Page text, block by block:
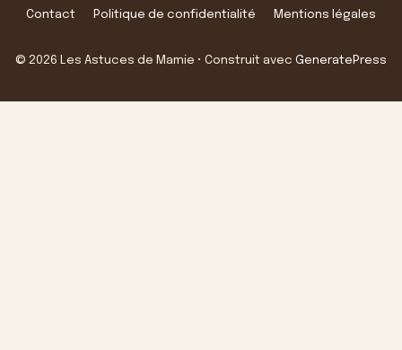
Contact Politique de confidentialité Mentions légales
© 2026 Les Astuces de Mamie • Construit avec GeneratePress